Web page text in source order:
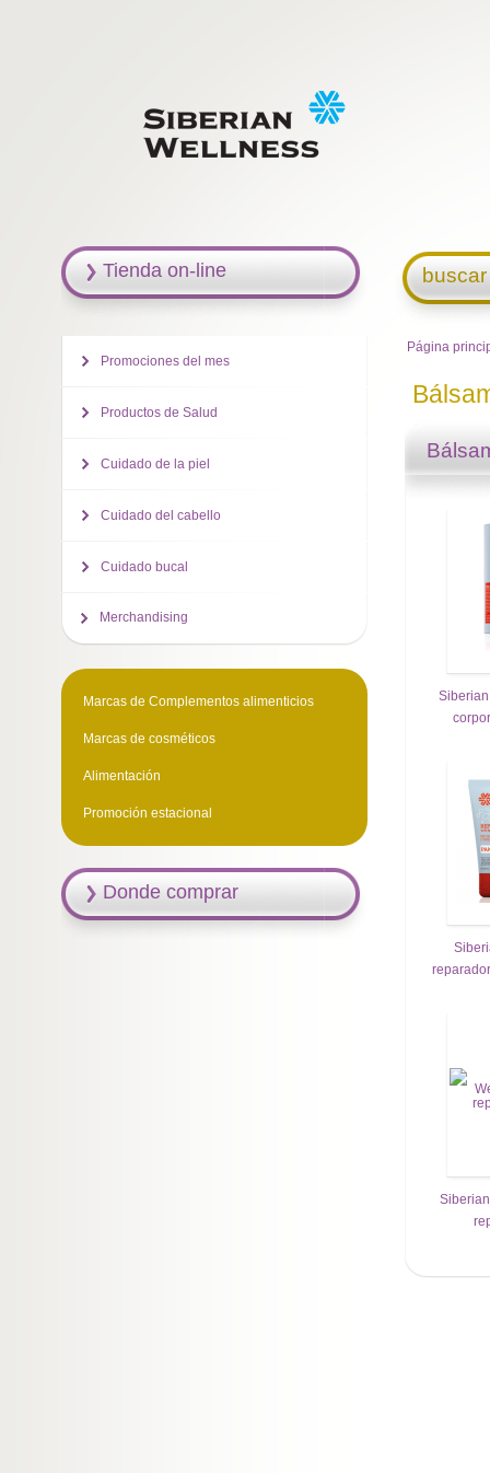
Página
Tienda on-line
Promociones del mes
Productos de Salud
Cuidado de la piel
Cuidado del cabello
Cuidado bucal
Merchandising
Marcas de Complementos alimenticios
Marcas de cosméticos
Alimentación
Promoción estacional
Donde comprar